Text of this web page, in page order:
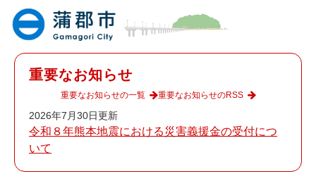
重要なお知らせ
2026年7月30日更新
令和８年熊本地震における災害義援金の受付につ
いて
重要なお知らせの一覧 重要なお知らせのRSS